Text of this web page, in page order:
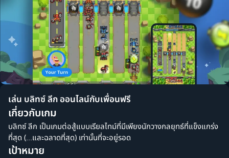
เล่น บลิทซ์ ลีก ออนไลน์กับเพื่อนฟรี
เกี่ยวกับเกม
บลิทซ์ ลีก เป็นเกมต่อสู้แบบเรียลไทม์ที่มีเพียงนักวางกลยุทธ์ที่แข็งแกร่ง
ที่สุด (...และฉลาดที่สุด) เท่านั้นที่จะอยู่รอด
เป้าหมาย